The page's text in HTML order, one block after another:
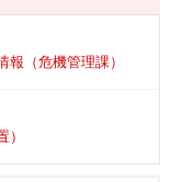
（危機管理課）